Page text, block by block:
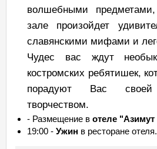
волшебными
зале произойдет
славянскими мифами и
Чудес вас ждут
костромских ребятишек,
порадуют Вас
творчеством.
- Размещение в отеле "Азимут
19:00 - Ужин в ресторане отеля.